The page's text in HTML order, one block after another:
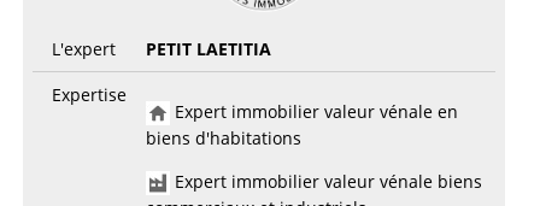
L'expert
PETIT LAETITIA
Expertise
Expert immobilier valeur vénale en
biens d'habitations
Expert immobilier valeur vénale biens